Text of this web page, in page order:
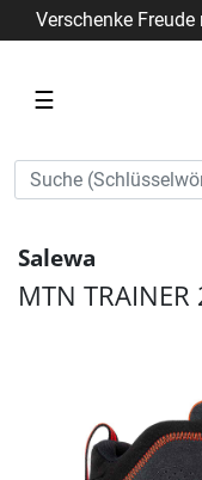
Verschenke
☰
Salewa
MTN